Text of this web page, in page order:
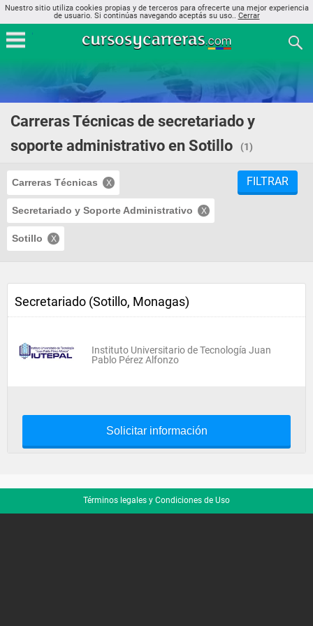
Nuestro sitio utiliza cookies propias y de terceros para ofrecerte una mejor experiencia
de usuario. Si continúas navegando aceptás su uso.. Cerrar
Carreras Técnicas de secretariado y
soporte administrativo en Sotillo
(1)
Carreras Técnicas
Secretariado y Soporte Administrativo
Sotillo
FILTRAR
Secretariado (Sotillo, Monagas)
Instituto Universitario de Tecnología Juan
Pablo Pérez Alfonzo
Solicitar información
Términos legales y Condiciones de Uso